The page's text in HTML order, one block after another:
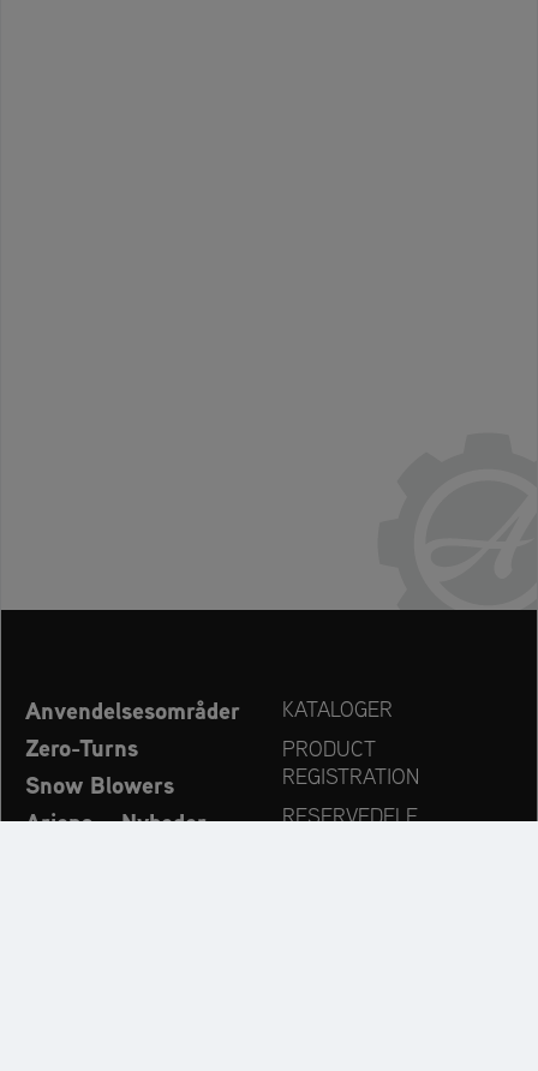
Anvendelsesområder
Zero-Turns
Snow Blowers
Ariens – Nyheder
KATALOGER
PRODUCT
REGISTRATION
RESERVEDELE